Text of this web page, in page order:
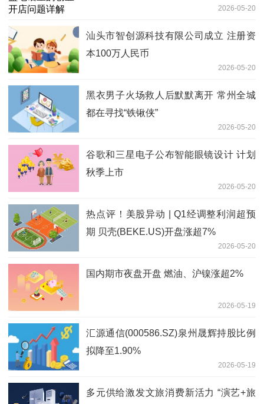
2026-05-20
汕头市智创源科技有限公司成立 注册资
本100万人民币
2026-05-20
黑衣男子火场救人后默默离开 常州全城
都在寻找“铁锹侠”
2026-05-20
谷歌和三星电子公布智能眼镜设计 计划
秋季上市
2026-05-20
热点评！美股异动 | Q1经调整利润超预
期 贝壳(BEKE.US)开盘涨超7%
2026-05-20
国内期市夜盘开盘 燃油、沪镍涨超2%
2026-05-19
汇源通信(000586.SZ)泉州晟辉持股比例
拟降至1.90%
2026-05-19
多元供给激发文旅消费新活力 “演艺+旅